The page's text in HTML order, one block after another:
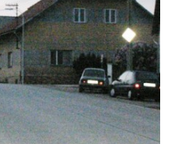
Drucken|Aktualisiert: 1. 8. 2026 |
↑